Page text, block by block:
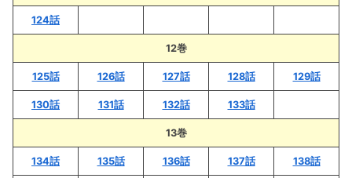
124話
12巻
125話 126話 127話 128話 129話
130話 131話 132話 133話
13巻
134話 135話 136話 137話 138話